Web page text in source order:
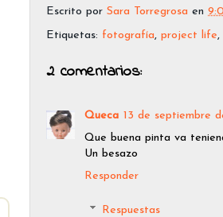
Escrito por Sara Torregrosa en
Etiquetas: fotografía, project life,
2 comentarios:
Queca 13 de septiembre
Que buena pinta va
Un besazo
Responder
Respuestas